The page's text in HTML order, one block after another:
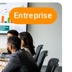
Entreprise